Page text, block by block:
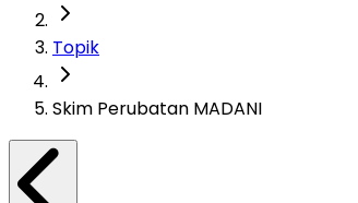
Topik
Skim Perubatan MADANI